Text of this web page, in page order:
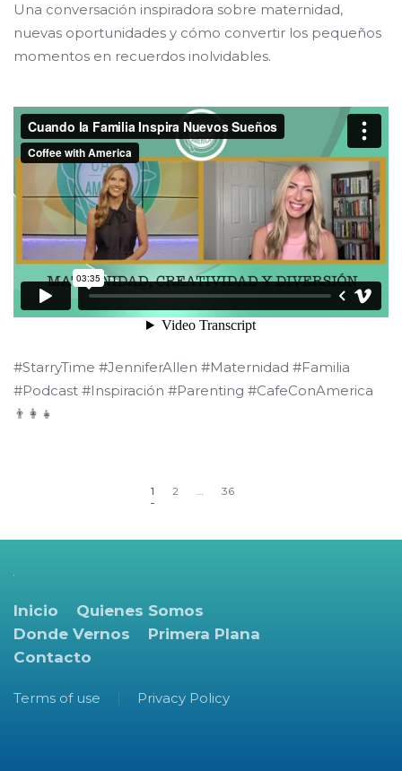
Una conversación inspiradora sobre maternidad,
nuevas oportunidades y cómo convertir los pequeños
momentos en recuerdos inolvidables.
#StarryTime #JenniferAllen #Maternidad #Familia
#Podcast #Inspiración #Parenting #CafeConAmerica
👨‍👩‍👧
1 2 … 36
Inicio
Quienes Somos
Donde Vernos
Primera Plana
Contacto
Terms of use Privacy Policy